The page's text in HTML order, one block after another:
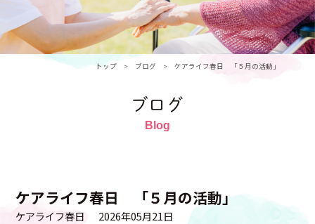
トップ ブログ ケアライフ春日 「５月の活動」
ブログ
ケアライフ春日 「５月の活動」
ケアライフ春日 2026年05月21日